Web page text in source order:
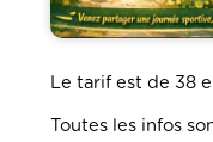
Le tarif est de 38
Toutes les infos